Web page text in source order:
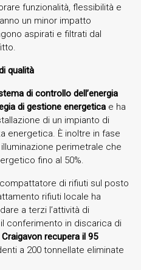
funzionalità, flessibilità e
un minor impatto
aspirati e filtrati dal
qualità
di controllo dell’energia
di gestione energetica e ha
di un impianto di
energetica. È inoltre in fase
perimetrale che
fino al 50%.
di rifiuti sul posto
rifiuti locale ha
a terzi l’attività di
conferimento in discarica di
Craigavon recupera il 95
a 200 tonnellate eliminate